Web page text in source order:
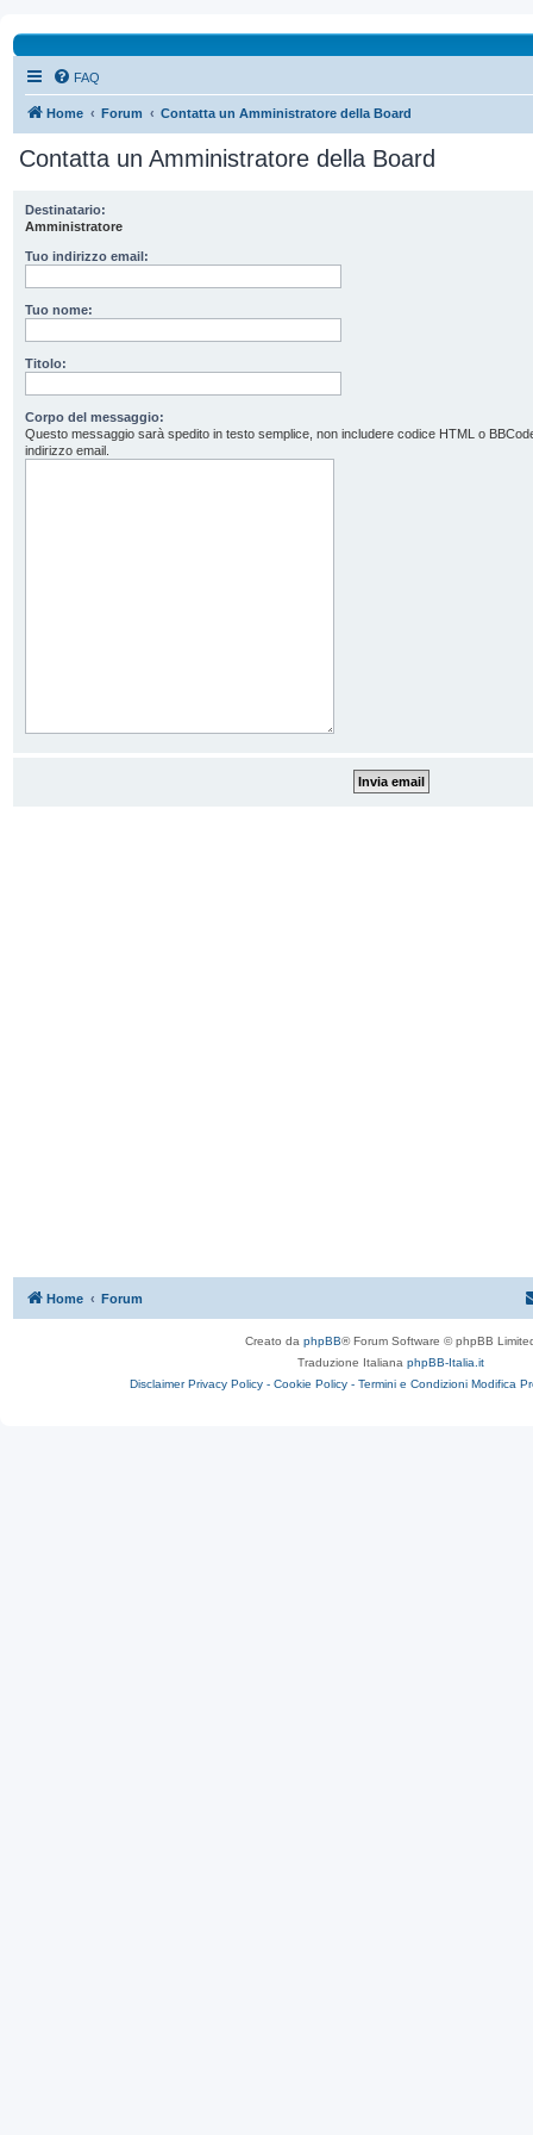
FAQ
Home Forum Contatta un Amministratore della Board
Contatta un Amministratore della Board
Destinatario:
Amministratore
Tuo indirizzo email:
Tuo nome:
Titolo:
Corpo del messaggio:
Questo messaggio sarà spedito in testo semplice, non includere codice HTML o
indirizzo email.
Home Forum
Creato da phpBB® Forum Software © phpBB
Traduzione Italiana phpBB-Italia.it
Disclaimer Privacy Policy - Cookie Policy - Termini e Condizioni Modifica